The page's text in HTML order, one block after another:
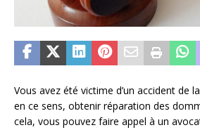
Vous avez été victime d’un accident de
en ce sens, obtenir réparation des
cela, vous pouvez faire appel à un